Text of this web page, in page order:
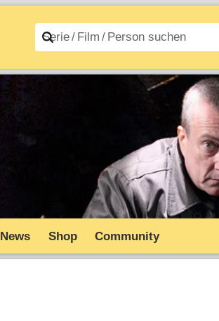
Filme A–Z
News Shop Community